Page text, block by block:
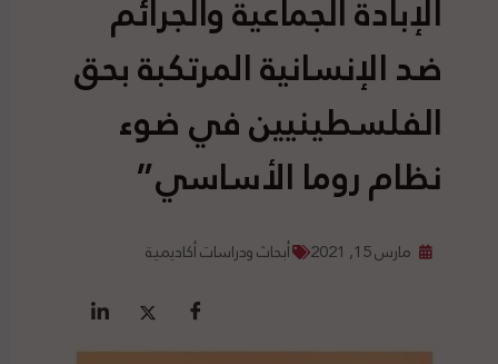
الإبادة الجماعية والجرائم
ضد الإنسانية المرتكبة بحق
الفلسطينيين في ضوء
نظام روما الأساسي”
مارس 15, 2021 أبحاث ودراسات أكاديمية